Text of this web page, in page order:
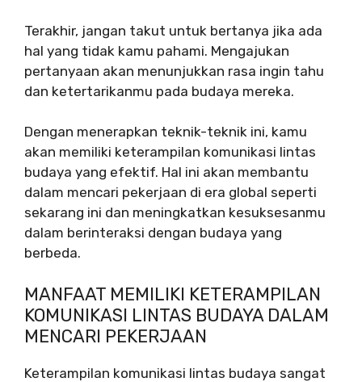
Terakhir, jangan takut untuk bertanya jika ada
hal yang tidak kamu pahami. Mengajukan
pertanyaan akan menunjukkan rasa ingin tahu
dan ketertarikanmu pada budaya mereka.
Dengan menerapkan teknik-teknik ini, kamu
akan memiliki keterampilan komunikasi lintas
budaya yang efektif. Hal ini akan membantu
dalam mencari pekerjaan di era global seperti
sekarang ini dan meningkatkan kesuksesanmu
dalam berinteraksi dengan budaya yang
berbeda.
MANFAAT MEMILIKI KETERAMPILAN
KOMUNIKASI LINTAS BUDAYA DALAM
MENCARI PEKERJAAN
Keterampilan komunikasi lintas budaya sangat